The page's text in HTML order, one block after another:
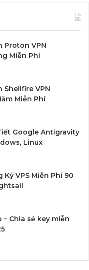
Proton VPN
Miễn Phí
Shellfire VPN
Miễn Phí
Google Antigravity
Linux
VPS Miễn Phí 90
– Chia sẻ key miễn